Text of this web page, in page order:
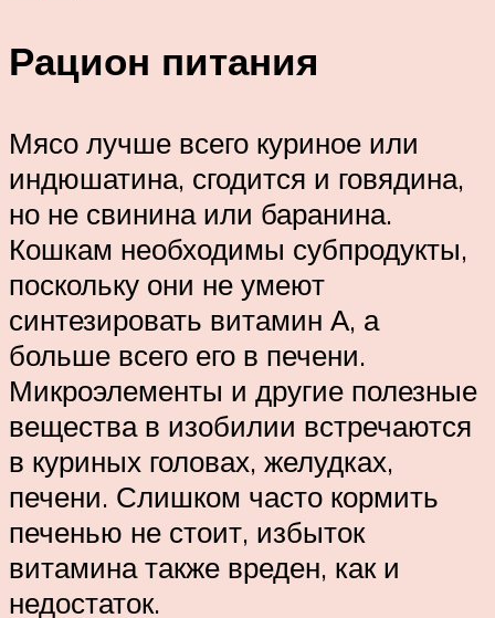
Рацион питания
Мясо лучше всего куриное или
индюшатина, сгодится и говядина,
но не свинина или баранина.
Кошкам необходимы субпродукты,
поскольку они не умеют
синтезировать витамин А, а
больше всего его в печени.
Микроэлементы и другие полезные
вещества в изобилии встречаются
в куриных головах, желудках,
печени. Слишком часто кормить
печенью не стоит, избыток
витамина также вреден, как и
недостаток.